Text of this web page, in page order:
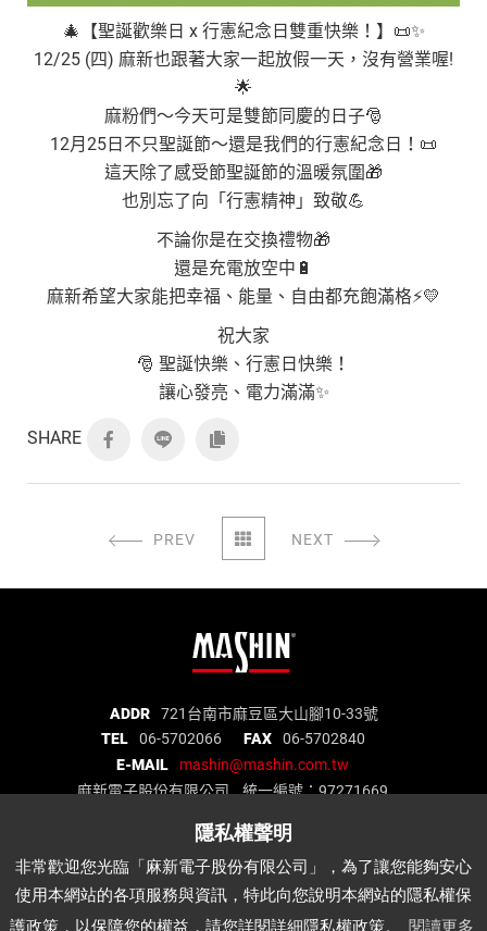
非常歡迎您光臨「麻新電子股份有限公司」，為了讓您能夠安心
使用本網站的各項服務與資訊，特此向您說明本網站的隱私權保
護政策，以保障您的權益，請您詳閱詳細隱私權政策。
閱讀更多
🎄【聖誕歡樂日 x 行憲紀念日雙重快樂！】📜✨
12/25 (四) 麻新也跟著大家一起放假一天，沒有營業喔!
🌟
麻粉們～今天可是雙節同慶的日子🎅
12月25日不只聖誕節～還是我們的行憲紀念日！📜
這天除了感受節聖誕節的溫暖氛圍🎁
也別忘了向「行憲精神」致敬💪
不論你是在交換禮物🎁
還是充電放空中🔋
麻新希望大家能把幸福、能量、自由都充飽滿格⚡💛
祝大家
🎅 聖誕快樂、行憲日快樂！
讓心發亮、電力滿滿✨
SHARE
PREV NEXT
子
有
限
ADDR
721台南市麻豆區大山腳10-33號
TEL
06-5702066 FAX
06-5702840
E-MAIL
mashin@mashin.com.tw
麻新電子股份有限公司 統一編號：97271669
品質認證 最新消息
代理品牌
經銷據點 說明書下載 APP